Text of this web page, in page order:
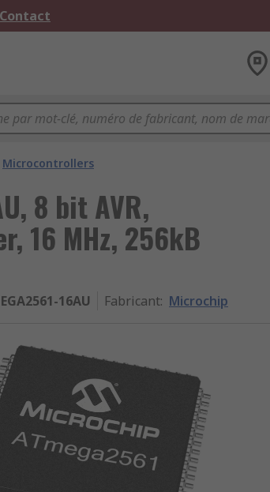
Microcontrollers
8 bit AVR,
16 MHz, 256kB
16AU Fabricant: Microchip